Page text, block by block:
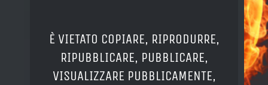
È VIETATO COPIARE, RIPRODURRE,
RIPUBBLICARE, PUBBLICARE,
VISUALIZZARE PUBBLICAMENTE,